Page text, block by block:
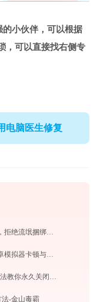
小伙伴，可以根据
，可以直接找右侧专
电脑医生修复
2026装机推荐：电脑端音乐播放器评测，拒绝流氓捆绑，还原极致无损心流音质
2026电脑玩手游巅峰指南：彻底告别安卓模拟器卡顿与捆绑，体验官方原生多端互通
Win10如何彻底永久关闭自动更新 5种方法教你永久关闭win10自动更新
-金山毒霸